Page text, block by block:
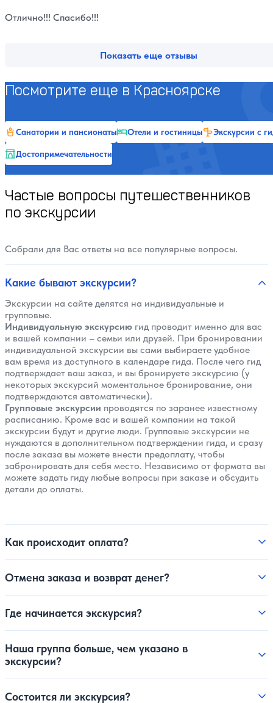
Отлично!!! Спасибо!!!
Показать еще отзывы
Посмотрите еще в Красноярске
Санатории и пансионаты Отели и гостиницы
Экскурсии с
Достопримечательности
Частые вопросы путешественников
по экскурсии
Собрали для Вас ответы на все популярные вопросы.
Какие бывают экскурсии?
Экскурсии на сайте делятся на индивидуальные и
групповые.
Индивидуальную экскурсию гид проводит именно для вас
и вашей компании – семьи или друзей. При бронировании
индивидуальной экскурсии вы сами выбираете удобное
вам время из доступного в календаре гида. После чего гид
подтверждает ваш заказ, и вы бронируете экскурсию (у
некоторых экскурсий моментальное бронирование, они
подтверждаются автоматически).
Групповые экскурсии проводятся по заранее известному
расписанию. Кроме вас и вашей компании на такой
экскурсии будут и другие люди. Групповые экскурсии не
нуждаются в дополнительном подтверждении гида, и сразу
после заказа вы можете внести предоплату, чтобы
забронировать для себя место. Независимо от формата вы
можете задать гиду любые вопросы при заказе и обсудить
детали до оплаты.
Как происходит оплата?
Отмена заказа и возврат денег?
Где начинается экскурсия?
Наша группа больше, чем указано в
экскурсии?
Состоится ли экскурсия?